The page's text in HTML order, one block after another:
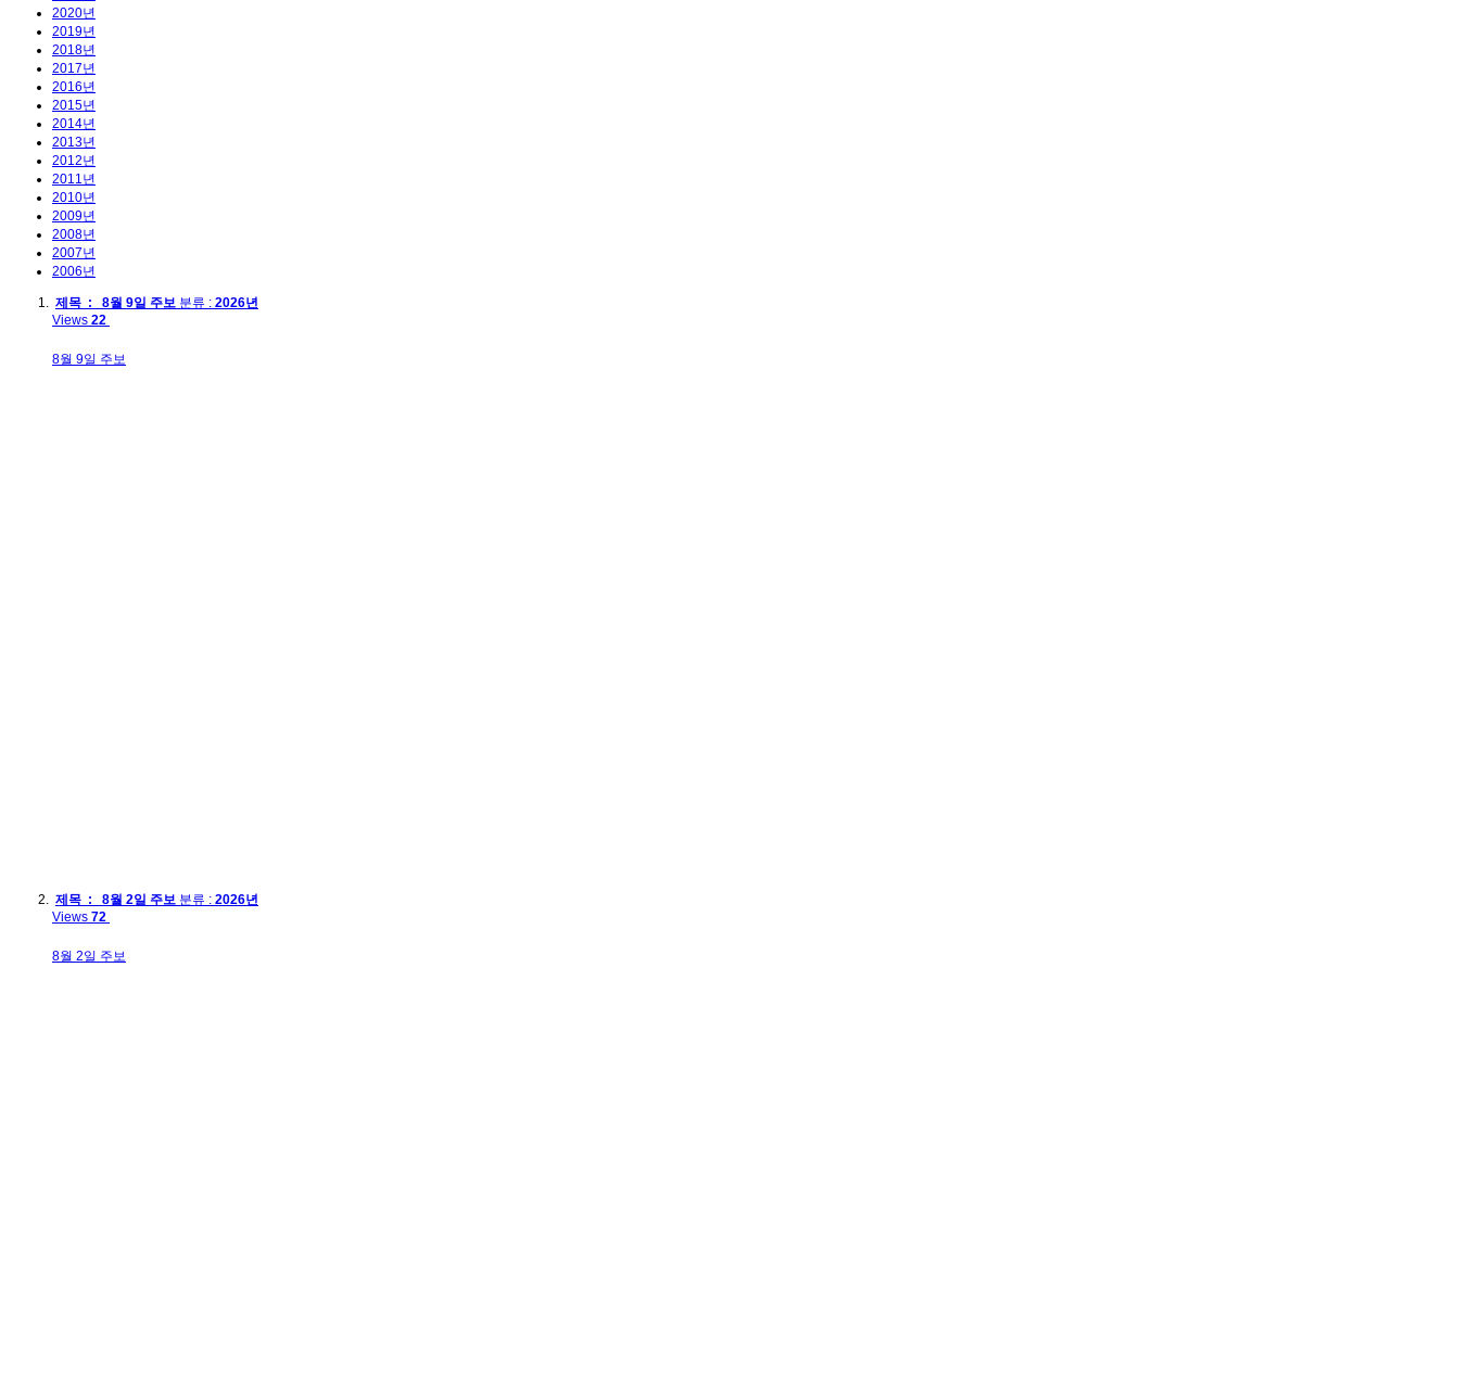
2020년
2019년
2018년
2017년
2016년
2015년
2014년
2013년
2012년
2011년
2010년
2009년
2008년
2007년
2006년
제목 : 8월 9일 주보 분류 : 2026년
Views 22
8월 9일 주보
제목 : 8월 2일 주보 분류 : 2026년
Views 72
8월 2일 주보